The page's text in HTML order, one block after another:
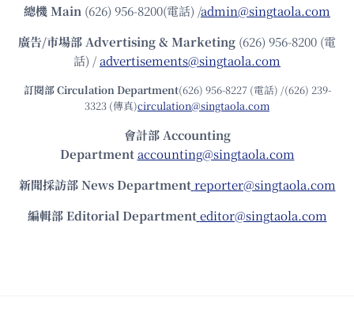
總機Main (626) 956-8200(電話) /admin@singtaola.com
廣告/市場部Advertising & Marketing (626) 956-8200 (電
話) /advertisements@singtaola.com
訂閱部 Circulation Department(626) 956-8227 (電話) /(626) 239-
3323 (傳真)circulation@singtaola.com
會計部 Accounting
Department accounting@singtaola.com
新聞採訪部 News Department reporter@singtaola.com
編輯部 Editorial Department editor@singtaola.com